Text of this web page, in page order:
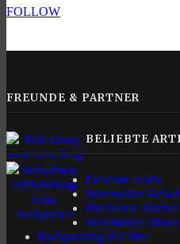
FOLLOW
FREUNDE & PARTNER
BELIEBTE
Packliste Asien
Südostasien
Die besten
Südostasien
Backpacking in China